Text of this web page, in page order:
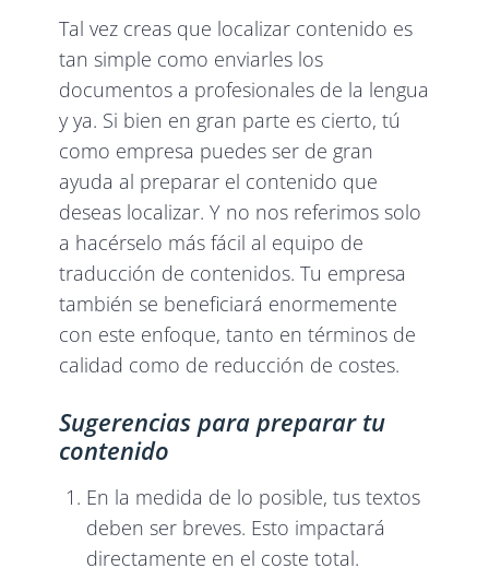
Tal vez creas que localizar contenido es
tan simple como enviarles los
documentos a profesionales de la lengua
y ya. Si bien en gran parte es cierto, tú
como empresa puedes ser de gran
ayuda al preparar el contenido que
deseas localizar. Y no nos referimos solo
a hacérselo más fácil al equipo de
traducción de contenidos. Tu empresa
también se beneficiará enormemente
con este enfoque, tanto en términos de
calidad como de reducción de costes.
Sugerencias para preparar tu
contenido
En la medida de lo posible, tus textos
deben ser breves. Esto impactará
directamente en el coste total.